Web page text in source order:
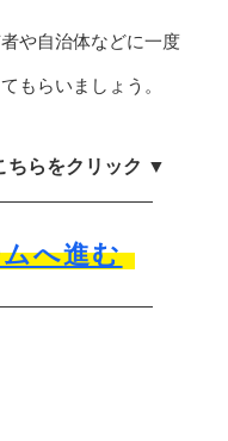
や自治体などに一度
もらいましょう。
ちらをクリック ▼
へ進む